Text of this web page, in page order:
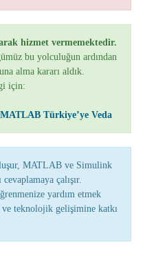
hizmet vermemektedir.
bu yolculuğun ardından
alma kararı aldık.
için:
Türkiye’ye Veda
MATLAB ve Simulink
çalışır.
yardım etmek
teknolojik gelişimine katkı